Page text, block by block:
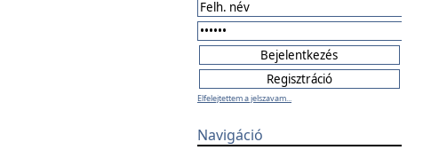
Elfelejtettem a jelszavam...
Navigáció